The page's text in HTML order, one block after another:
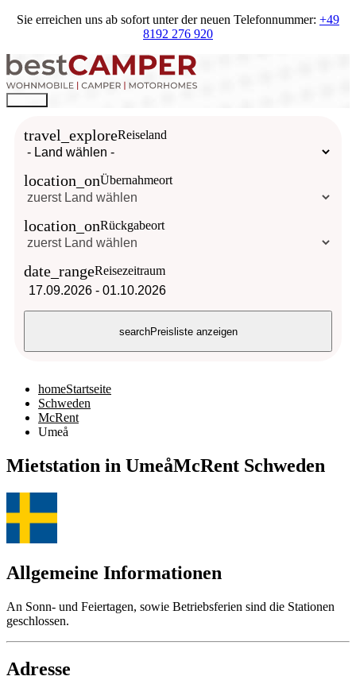
Sie erreichen uns ab sofort unter der neuen Telefonnummer: +49
8192 276 920
travel_exploreReiseland
location_onÜbernahmeort
location_onRückgabeort
date_rangeReisezeitraum
17.09.2026 - 01.10.2026
searchPreisliste anzeigen
homeStartseite
Schweden
McRent
Umeå
Mietstation in UmeåMcRent Schweden
Allgemeine Informationen
An Sonn- und Feiertagen, sowie Betriebsferien sind die Stationen
geschlossen.
Adresse